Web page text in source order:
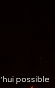
possible